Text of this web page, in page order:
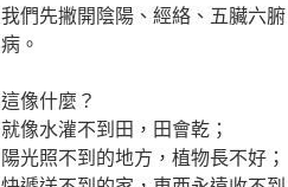
我們先撇開陰陽、經絡、五臟六
病。
這像什麼？
就像水灌不到田，田會乾；
陽光照不到的地方，植物長不好；